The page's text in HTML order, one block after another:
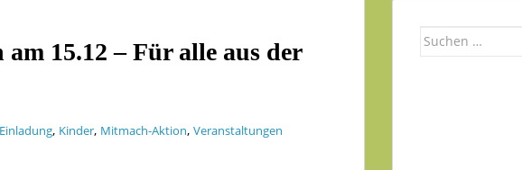
15.12 – Für alle aus der
Einladung, Kinder, Mitmach-Aktion, Veranstaltungen
Suchen